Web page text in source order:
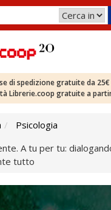
di spedizione gratuite da 25€
Librerie.coop gratuite a
Psicologia
A tu per tu:
tutto